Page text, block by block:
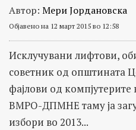
Автор: Мери Јордановска
Објавено на 12 март 2015 во 12:58
Исклучувани лифтови,
советник од општината
фајлови од
ВМРО-ДПМНЕ таму ја
избори во 2013...